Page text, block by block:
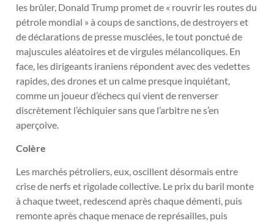
les brûler, Donald Trump promet de « rouvrir les routes du
pétrole mondial » à coups de sanctions, de destroyers et
de déclarations de presse musclées, le tout ponctué de
majuscules aléatoires et de virgules mélancoliques. En
face, les dirigeants iraniens répondent avec des vedettes
rapides, des drones et un calme presque inquiétant,
comme un joueur d’échecs qui vient de renverser
discrètement l’échiquier sans que l’arbitre ne s’en
aperçoive.
Colère
Les marchés pétroliers, eux, oscillent désormais entre
crise de nerfs et rigolade collective. Le prix du baril monte
à chaque tweet, redescend après chaque démenti, puis
remonte après chaque menace de représailles, puis